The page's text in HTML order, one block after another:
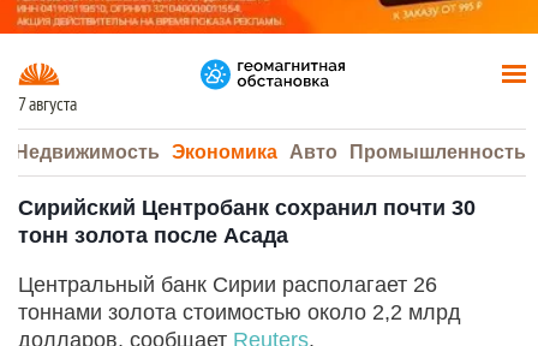
7 августа
Недвижимость Экономика Авто Промышленность
Сирийский Центробанк сохранил почти 30
тонн золота после Асада
Центральный банк Сирии располагает 26
тоннами золота стоимостью около 2,2 млрд
долларов, сообщает Reuters.